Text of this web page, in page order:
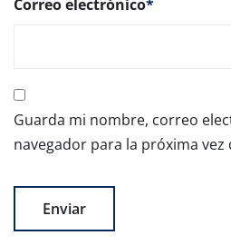
Correo electrónico*
Guarda mi nombre, correo
navegador para la próxima vez